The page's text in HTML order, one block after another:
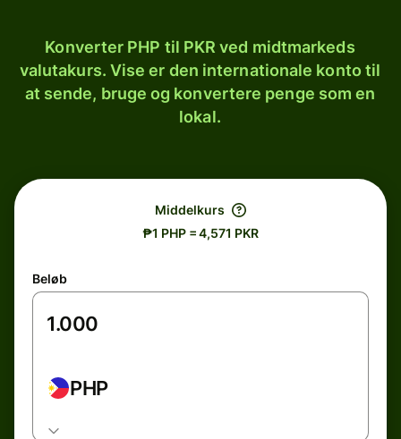
Konverter PHP til PKR ved midtmarkeds
valutakurs. Vise er den internationale konto til
at sende, bruge og konvertere penge som en
lokal.
Middelkurs
₱1 PHP = 4,571 PKR
Beløb
PHP